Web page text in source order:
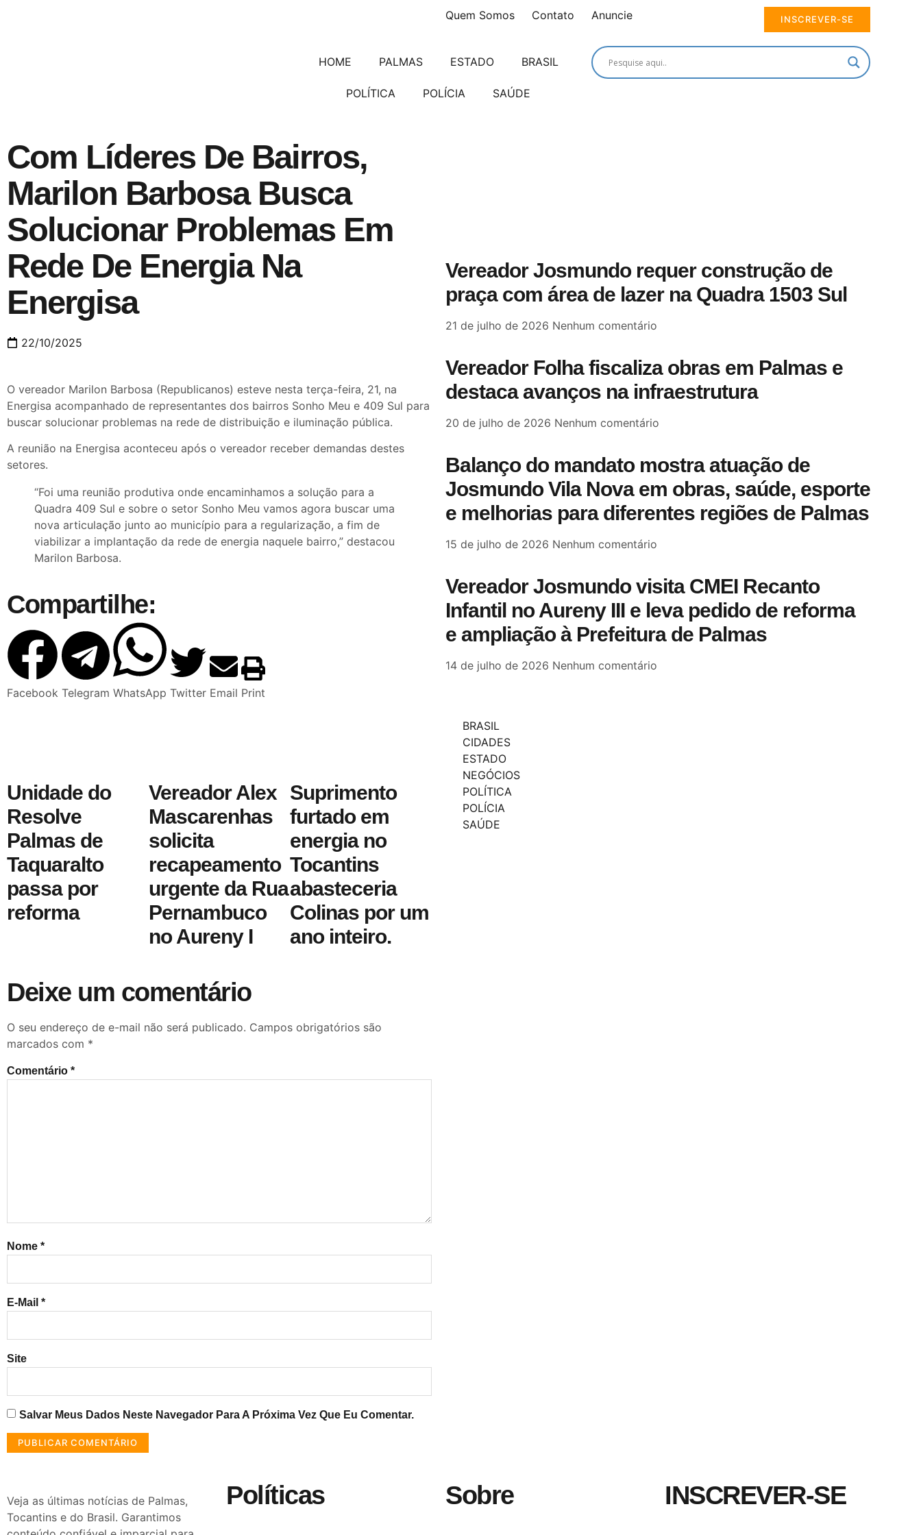
Quem Somos Contato Anuncie INSCREVER-SE
HOME PALMAS ESTADO BRASIL
POLÍTICA POLÍCIA SAÚDE
Com Líderes De Bairros,
Marilon Barbosa Busca
Solucionar Problemas Em
Rede De Energia Na
Energisa
22/10/2025
O vereador Marilon Barbosa (Republicanos) esteve nesta terça-feira, 21, na
Energisa acompanhado de representantes dos bairros Sonho Meu e 409 Sul para
buscar solucionar problemas na rede de distribuição e iluminação pública.
A reunião na Energisa aconteceu após o vereador receber demandas destes
setores.
“Foi uma reunião produtiva onde encaminhamos a solução para a
Quadra 409 Sul e sobre o setor Sonho Meu vamos agora buscar uma
nova articulação junto ao município para a regularização, a fim de
viabilizar a implantação da rede de energia naquele bairro,” destacou
Marilon Barbosa.
Compartilhe:
Facebook Telegram WhatsApp Twitter Email Print
Unidade do
Resolve
Palmas de
Taquaralto
passa por
reforma
Vereador Alex
Mascarenhas
solicita
recapeamento
urgente da Rua
Pernambuco
no Aureny I
Suprimento
furtado em
energia no
Tocantins
abasteceria
Colinas por um
ano inteiro.
Deixe um comentário
O seu endereço de e-mail não será publicado. Campos obrigatórios são
marcados com *
Comentário *
Nome *
E-Mail *
Site
Salvar Meus Dados Neste Navegador Para A Próxima Vez Que Eu Comentar.
Vereador Josmundo requer construção de
praça com área de lazer na Quadra 1503 Sul
21 de julho de 2026 Nenhum comentário
Vereador Folha fiscaliza obras em Palmas e
destaca avanços na infraestrutura
20 de julho de 2026 Nenhum comentário
Balanço do mandato mostra atuação de
Josmundo Vila Nova em obras, saúde, esporte
e melhorias para diferentes regiões de Palmas
15 de julho de 2026 Nenhum comentário
Vereador Josmundo visita CMEI Recanto
Infantil no Aureny III e leva pedido de reforma
e ampliação à Prefeitura de Palmas
14 de julho de 2026 Nenhum comentário
BRASIL
CIDADES
ESTADO
NEGÓCIOS
POLÍTICA
POLÍCIA
SAÚDE
Veja as últimas notícias de Palmas,
Tocantins e do Brasil. Garantimos
Políticas Sobre INSCREVER-SE